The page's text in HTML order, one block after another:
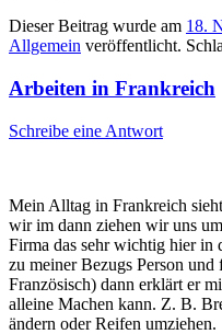
Dieser Beitrag wurde am 18.
Allgemein veröffentlicht.
Arbeiten in Frankreich
Schreibe eine Antwort
Mein Alltag in Frankreich
wir im dann ziehen wir uns
Firma das sehr wichtig hier in
zu meiner Bezugs Person
Französisch) dann erklärt er
alleine Machen kann. Z. B.
ändern oder Reifen umziehen.